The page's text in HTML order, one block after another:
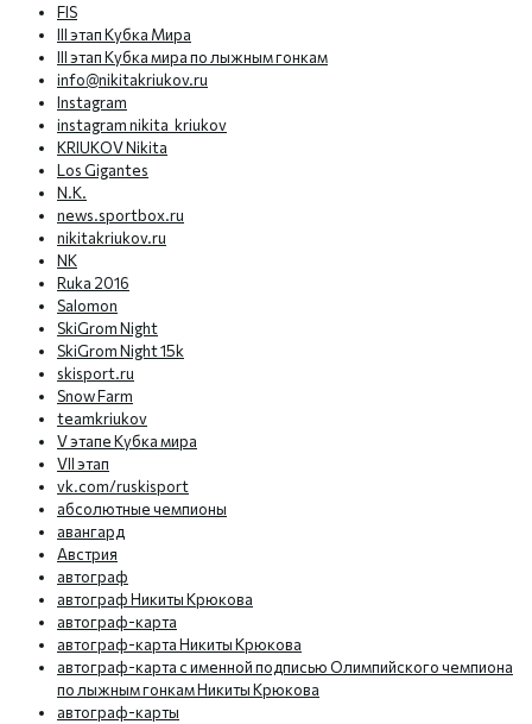
FIS
III этап Кубка Мира
III этап Кубка мира по лыжным гонкам
info@nikitakriukov.ru
Instagram
instagram nikita_kriukov
KRIUKOV Nikita
Los Gigantes
N.K.
news.sportbox.ru
nikitakriukov.ru
NK
Ruka 2016
Salomon
SkiGrom Night
SkiGrom Night 15k
skisport.ru
Snow Farm
teamkriukov
V этапе Кубка мира
VII этап
vk.com/ruskisport
абсолютные чемпионы
авангард
Австрия
автограф
автограф Никиты Крюкова
автограф-карта
автограф-карта Никиты Крюкова
автограф-карта с именной подписью Олимпийского чемпиона
по лыжным гонкам Никиты Крюкова
автограф-карты